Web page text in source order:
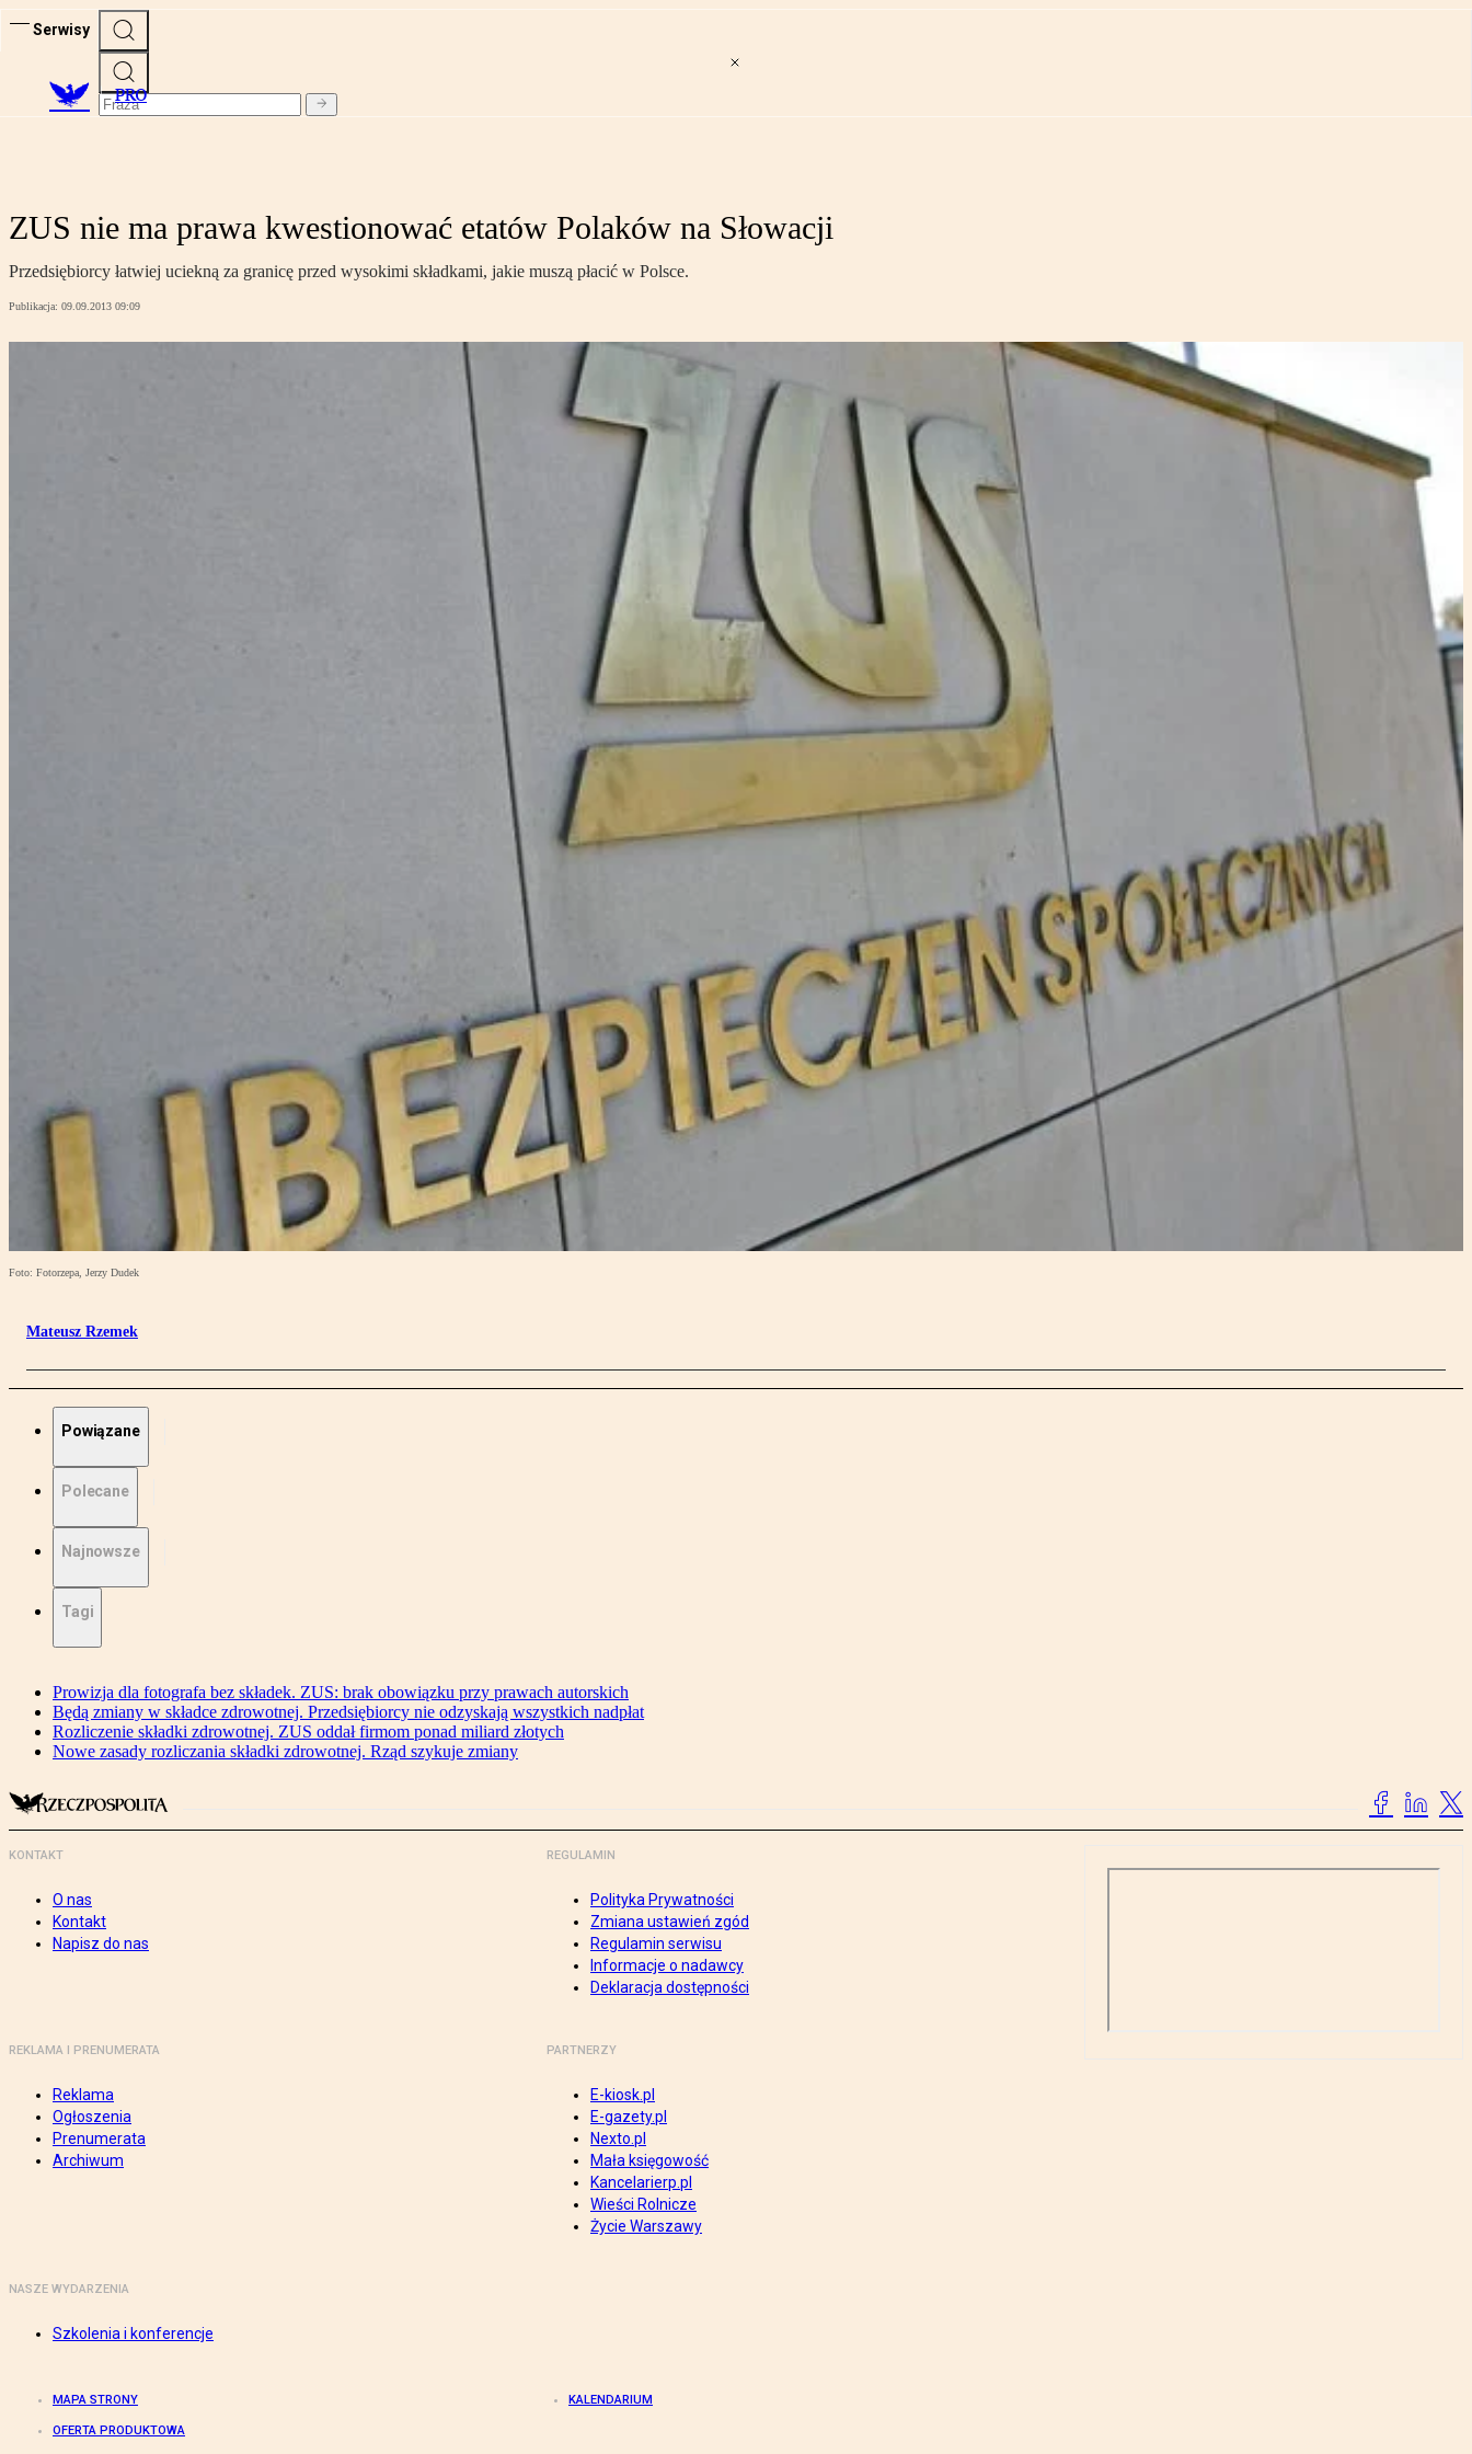
Serwisy
PRO
ZUS nie ma prawa kwestionować etatów Polaków na Słowacji
Przedsiębiorcy łatwiej uciekną za granicę przed wysokimi składkami, jakie muszą płacić w Polsce.
Publikacja: 09.09.2013 09:09
Foto: Fotorzepa, Jerzy Dudek
Mateusz Rzemek
Powiązane
Polecane
Najnowsze
Tagi
Prowizja dla fotografa bez składek. ZUS: brak obowiązku przy prawach autorskich
Będą zmiany w składce zdrowotnej. Przedsiębiorcy nie odzyskają wszystkich nadpłat
Rozliczenie składki zdrowotnej. ZUS oddał firmom ponad miliard złotych
Nowe zasady rozliczania składki zdrowotnej. Rząd szykuje zmiany
KONTAKT
O nas
Kontakt
Napisz do nas
REGULAMIN
Polityka Prywatności
Zmiana ustawień zgód
Regulamin serwisu
Informacje o nadawcy
Deklaracja dostępności
REKLAMA I PRENUMERATA
Reklama
Ogłoszenia
Prenumerata
Archiwum
PARTNERZY
E-kiosk.pl
E-gazety.pl
Nexto.pl
Mała księgowość
Kancelarierp.pl
Wieści Rolnicze
Życie Warszawy
NASZE WYDARZENIA
Szkolenia i konferencje
MAPA STRONY KALENDARIUM
OFERTA PRODUKTOWA